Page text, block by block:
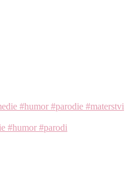
#humor #parodi